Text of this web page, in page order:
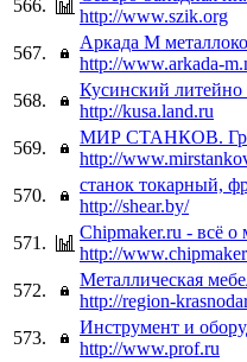
566.
http://www.szik.org
567.
Аркада М
http://www.arkada-
568.
Кусинский
http://kusa.land.ru
569.
МИР СТАНКОВ.
http://
570.
станок токарный,
http://shear.by/
571.
Chipmaker.ru - всё о
http://
572.
Металлическая
http://region-
573.
Инструмент и
http://www.prof.ru